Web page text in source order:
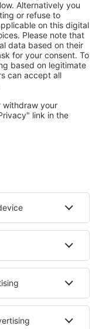
das
ou
as
f) do
RGPD
com base
lo a qualquer
de Dados ou
no
www.esky.pt